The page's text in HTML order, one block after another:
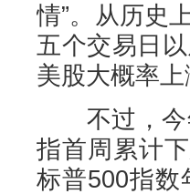
情”。从历史
五个交易日
美股大概率
不过，今
指首周累计
标普500指数